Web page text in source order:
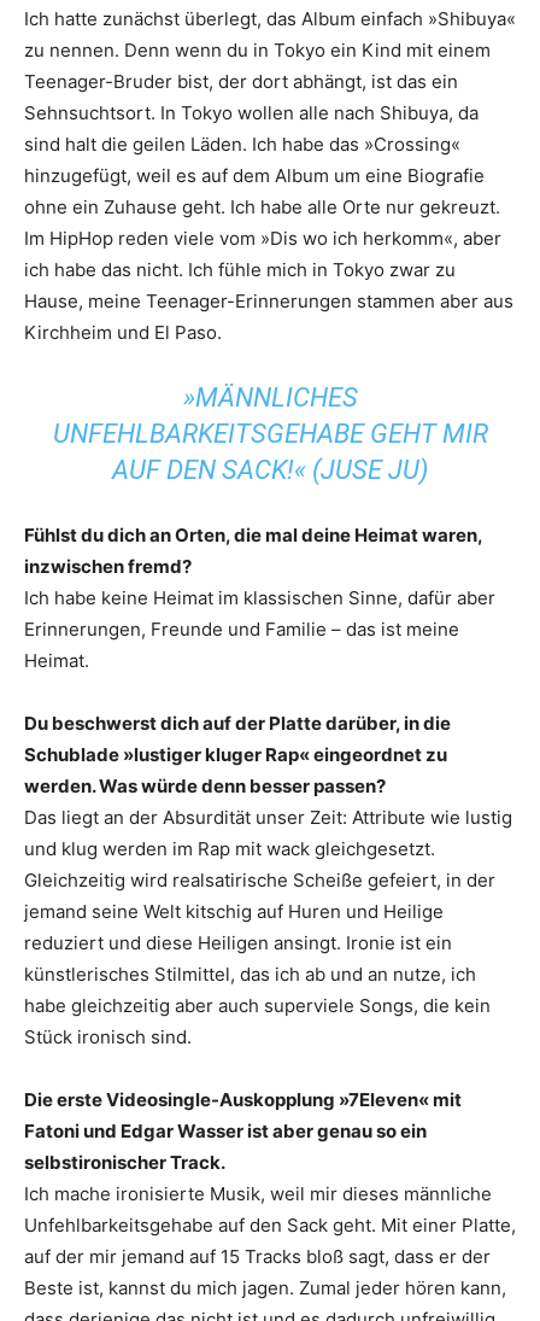
Ich hatte zunächst überlegt, das Album einfach »Shibuya«
zu nennen. Denn wenn du in Tokyo ein Kind mit einem
Teenager-Bruder bist, der dort abhängt, ist das ein
Sehnsuchtsort. In Tokyo wollen alle nach Shibuya, da
sind halt die geilen Läden. Ich habe das »Crossing«
hinzugefügt, weil es auf dem Album um eine Biografie
ohne ein Zuhause geht. Ich habe alle Orte nur gekreuzt.
Im HipHop reden viele vom »Dis wo ich herkomm«, aber
ich habe das nicht. Ich fühle mich in Tokyo zwar zu
Hause, meine Teenager-Erinnerungen stammen aber aus
Kirchheim und El Paso.
»MÄNNLICHES
UNFEHLBARKEITSGEHABE GEHT MIR
AUF DEN SACK!« (JUSE JU)
Fühlst du dich an Orten, die mal deine Heimat waren,
inzwischen fremd?
Ich habe keine Heimat im klassischen Sinne, dafür aber
Erinnerungen, Freunde und Familie – das ist meine
Heimat.
Du beschwerst dich auf der Platte darüber, in die
Schublade »lustiger kluger Rap« eingeordnet zu
werden. Was würde denn besser passen?
Das liegt an der Absurdität unser Zeit: Attribute wie lustig
und klug werden im Rap mit wack gleichgesetzt.
Gleichzeitig wird realsatirische Scheiße gefeiert, in der
jemand seine Welt kitschig auf Huren und Heilige
reduziert und diese Heiligen ansingt. Ironie ist ein
künstlerisches Stilmittel, das ich ab und an nutze, ich
habe gleichzeitig aber auch superviele Songs, die kein
Stück ironisch sind.
Die erste Videosingle-Auskopplung ­»7Eleven« mit
Fatoni und Edgar Wasser ist aber genau so ein
selbstironischer Track.
Ich mache ironisierte Musik, weil mir dieses männliche
Unfehlbarkeitsgehabe auf den Sack geht. Mit einer Platte,
auf der mir jemand auf 15 Tracks bloß sagt, dass er der
Beste ist, kannst du mich jagen. Zumal jeder hören kann,